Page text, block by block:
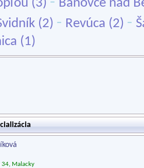
(3)
Bánovce nad
(2) - Revúca (2) -
(1)
Malacky